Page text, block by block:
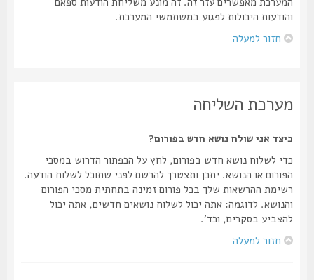
והודעות היכולות לפגוע במשתמשי המערכת.
חזור למעלה
מערכת השליחה
כיצד אני שולח נושא חדש בפורום?
כדי לשלוח נושא חדש בפורום, לחץ על הכפתור הדרוש במסכי
הפורום או הנושא. יתכן ותצטרך להרשם לפני שתוכל לשלוח הודעה.
רשימת ההרשאות שלך בכל פורום זמינה בתחתית מסכי הפורום
והנושא. לדוגמה: אתה יכול לשלוח נושאים חדשים, אתה יכול
להצביע בסקרים, וכד'.
חזור למעלה